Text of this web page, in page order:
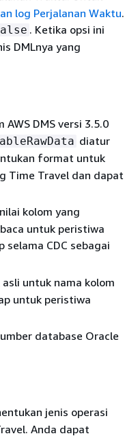
log Perjalanan Waktu.
. Ketika opsi ini
DMLnya yang
DMS versi 3.5.0
diatur
format untuk
Time Travel dan dapat
kolom yang
untuk peristiwa
selama CDC sebagai
untuk nama kolom
untuk peristiwa
database Oracle
jenis operasi
Anda dapat